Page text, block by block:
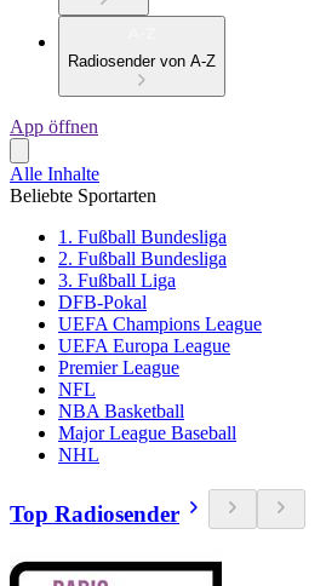
Radiosender von A-Z
App öffnen
Alle Inhalte
Beliebte Sportarten
1. Fußball Bundesliga
2. Fußball Bundesliga
3. Fußball Liga
DFB-Pokal
UEFA Champions League
UEFA Europa League
Premier League
NFL
NBA Basketball
Major League Baseball
NHL
Top Radiosender